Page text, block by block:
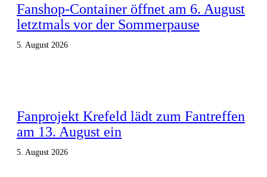
Fanshop-Container öffnet am 6. August
letztmals vor der Sommerpause
5. August 2026
Fanprojekt Krefeld lädt zum Fantreffen
am 13. August ein
5. August 2026